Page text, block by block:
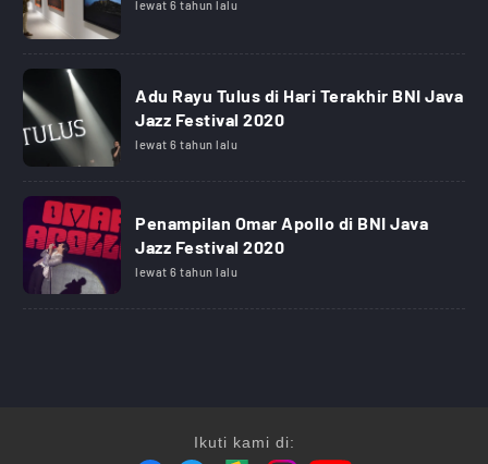
lewat 6 tahun lalu
Adu Rayu Tulus di Hari Terakhir BNI Java
Jazz Festival 2020
lewat 6 tahun lalu
Penampilan Omar Apollo di BNI Java
Jazz Festival 2020
lewat 6 tahun lalu
Ikuti kami di: